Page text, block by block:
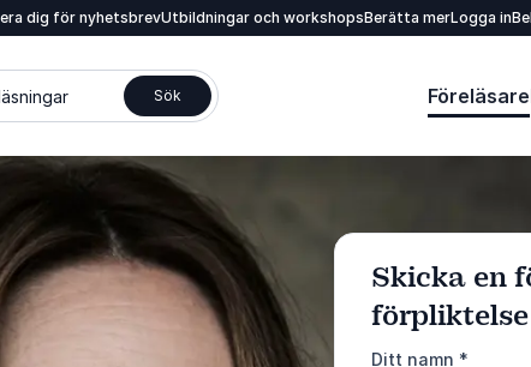
dig för nyhetsbrevUtbildningar och workshopsBerätta merLogga in
Sök Föreläsare
Skicka en
Ditt namn *